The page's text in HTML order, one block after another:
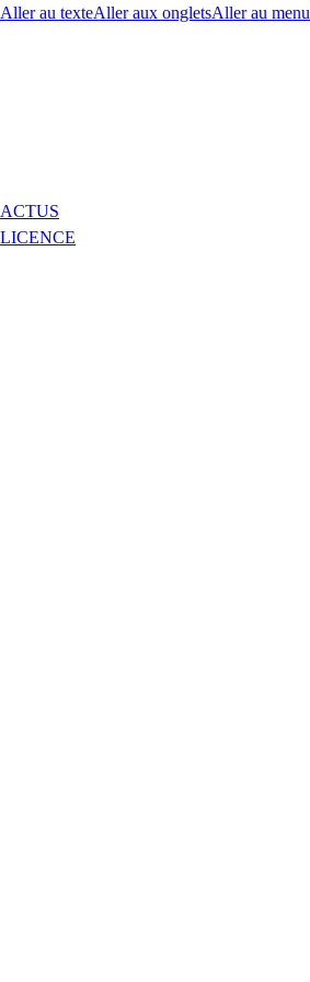
Aller au texteAller aux ongletsAller au menu
ACTUS
LICENCE